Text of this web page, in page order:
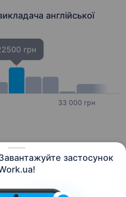
застосунок
англійської
грн
33 000 грн